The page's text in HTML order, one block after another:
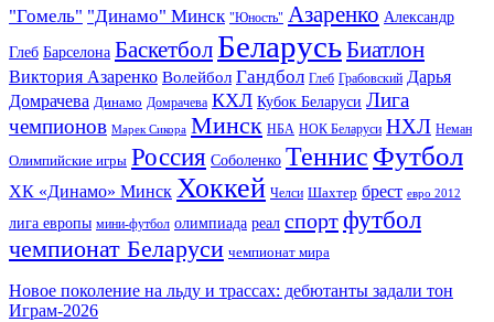
"Гомель" "Динамо" Минск "Юность" Азаренко Александр
Глеб Барселона БаскетболБеларусьБиатлон
Виктория Азаренко Волейбол Гандбол Глеб Грабовский Дарья
Домрачева Динамо Домрачева КХЛ Кубок Беларуси Лига
чемпионов Марек Сикора Минск НБА НОК Беларуси НХЛ Неман
Олимпийские игры Россия Соболенко Теннис Футбол
ХК «Динамо» Минск Хоккей Челси Шахтер брест евро 2012
лига европы мини-футбол олимпиада реал спортфутбол
чемпионат Беларуси чемпионат мира
Новое поколение на льду и трассах: дебютанты задали тон
Играм-2026